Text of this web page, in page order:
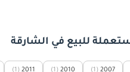
2007
(1)
2010
(1)
2011
(1)